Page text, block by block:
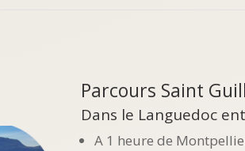
Parcours Saint
Dans le Languedoc
A 1 heure de